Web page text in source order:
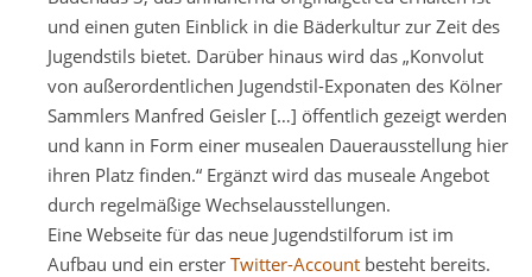
und einen guten Einblick in die Bäderkultur zur Zeit des
Jugendstils bietet. Darüber hinaus wird das „Konvolut
von außerordentlichen Jugendstil-Exponaten des Kölner
Sammlers Manfred Geisler […] öffentlich gezeigt werden
und kann in Form einer musealen Dauerausstellung hier
ihren Platz finden.“ Ergänzt wird das museale Angebot
durch regelmäßige Wechselausstellungen.
Eine Webseite für das neue Jugendstilforum ist im
Aufbau und ein erster Twitter-Account besteht bereits.